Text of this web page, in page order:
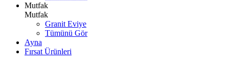
Mutfak
Mutfak
Granit Eviye
Tümünü Gör
Ayna
Fırsat Ürünleri